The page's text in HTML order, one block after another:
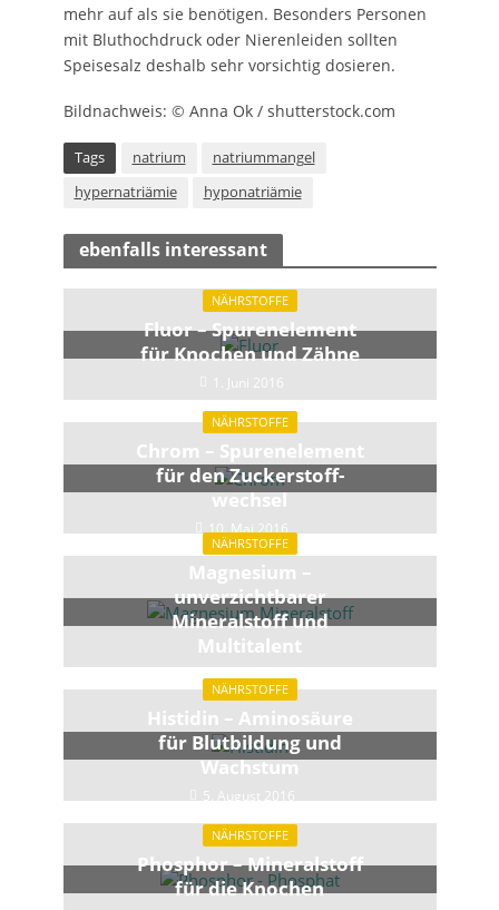
mehr auf als sie benötigen. Besonders Personen
mit Bluthochdruck oder Nierenleiden sollten
Speisesalz deshalb sehr vorsichtig dosieren.
Bildnachweis: © Anna Ok / shutterstock.com
Tags natrium
natriummangel
hypernatriämie
hyponatriämie
ebenfalls interessant
NÄHRSTOFFE
Fluor – Spurenelement
für Knochen und Zähne
1. Juni 2016
NÄHRSTOFFE
Chrom – Spurenelement
für den Zuckerstoff­
wechsel
10. Mai 2016
NÄHRSTOFFE
Magnesium –
unverzichtbarer
Mineralstoff und
Multitalent
20. April 2016
NÄHRSTOFFE
Histidin – Aminosäure
für Blutbildung und
Wachstum
5. August 2016
NÄHRSTOFFE
Phosphor – Mineralstoff
für die Knochen